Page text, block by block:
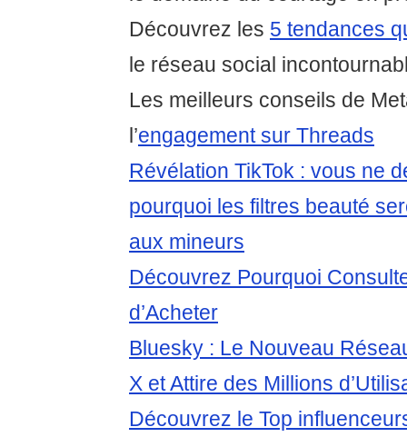
Découvrez les 5 tendances
le réseau social
Les meilleurs conseils de
l’engagement sur Threads
Révélation TikTok : vous ne
pourquoi les filtres beauté
aux mineurs
Découvrez Pourquoi
d’Acheter
Bluesky : Le Nouveau
X et Attire des Millions
Découvrez le Top